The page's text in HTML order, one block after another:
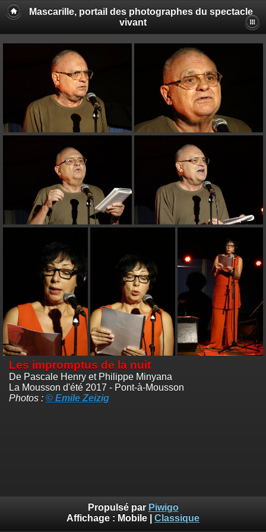
Mascarille, portail des photographes du spectacle
vivant
Les impromptus de la nuit
De Pascale Henry et Philippe Minyana
La Mousson d'été 2017 - Pont-à-Mousson
Photos : © Emile Zeizig
Propulsé par Piwigo
Affichage : Mobile Classique